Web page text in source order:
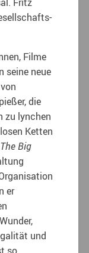
Filme
seine neue
die
zu lynchen
Ketten
The Big
er
und